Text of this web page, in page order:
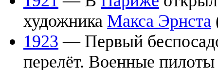
художника Макса Эрнста
1923 — Первый
перелёт. Военные